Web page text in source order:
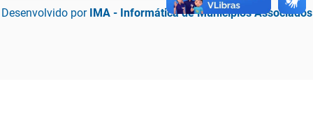
Desenvolvido por IMA - Informática de Municípios Associados